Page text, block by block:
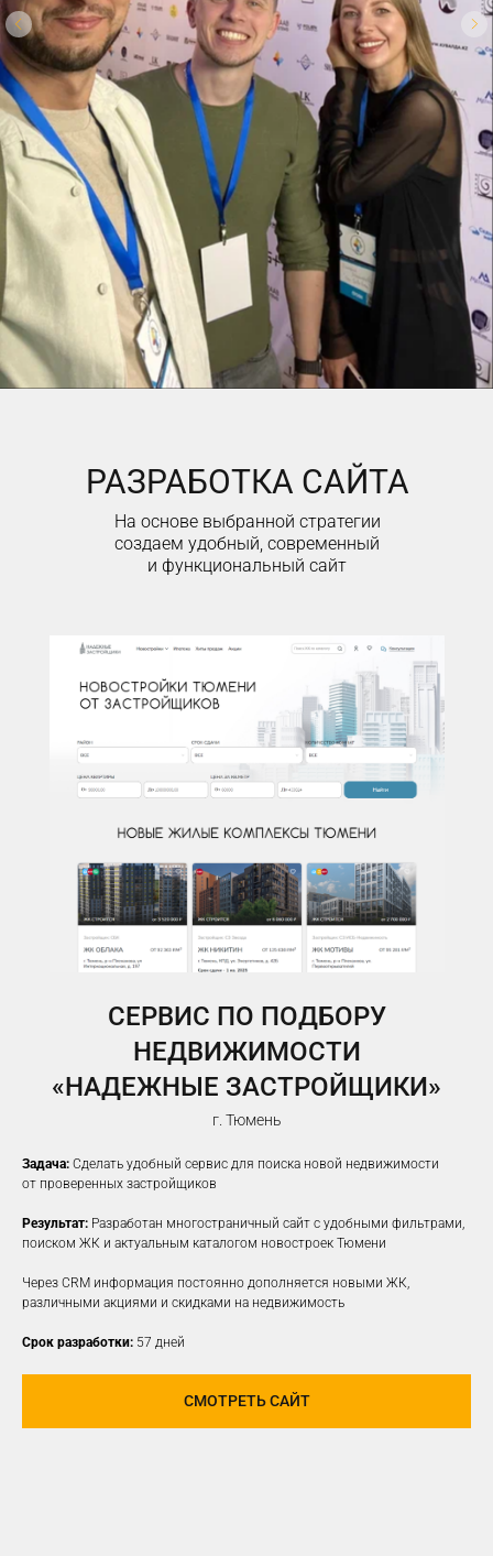
РАЗРАБОТКА САЙТА
На основе выбранной стратегии
создаем удобный, современный
и функциональный сайт
СЕРВИС ПО ПОДБОРУ
НЕДВИЖИМОСТИ
«НАДЕЖНЫЕ ЗАСТРОЙЩИКИ»
г. Тюмень
Задача: Сделать удобный сервис для поиска новой недвижимости
от проверенных застройщиков
Результат: Разработан многостраничный сайт с удобными фильтрами,
поиском ЖК и актуальным каталогом новостроек Тюмени
Через CRM информация постоянно дополняется новыми ЖК,
различными акциями и скидками на недвижимость
Срок разработки: 57 дней
СМОТРЕТЬ САЙТ